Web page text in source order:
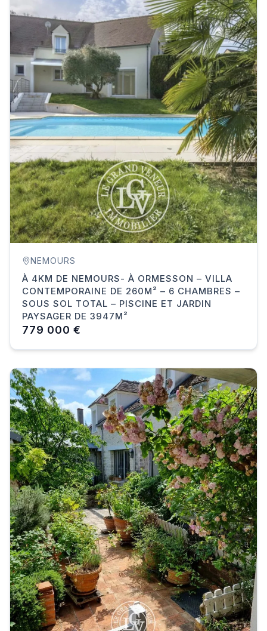
NEMOURS
À 4KM DE NEMOURS- À ORMESSON – VILLA
CONTEMPORAINE DE 260M² – 6 CHAMBRES –
SOUS SOL TOTAL – PISCINE ET JARDIN
PAYSAGER DE 3947M²
779 000 €